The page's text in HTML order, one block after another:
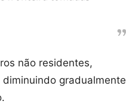
não residentes,
gradualmente